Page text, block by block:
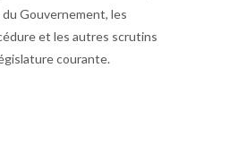
Gouvernement, les
et les autres scrutins
courante.